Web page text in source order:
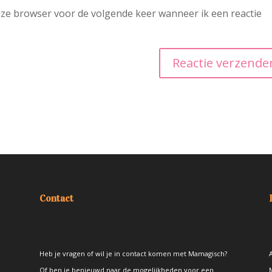
browser voor de volgende keer wanneer ik een reactie
Contact
Heb je vragen of wil je in contact komen met Mamagisch?
Of ben je benieuwd naar de mogelijkheden voor een